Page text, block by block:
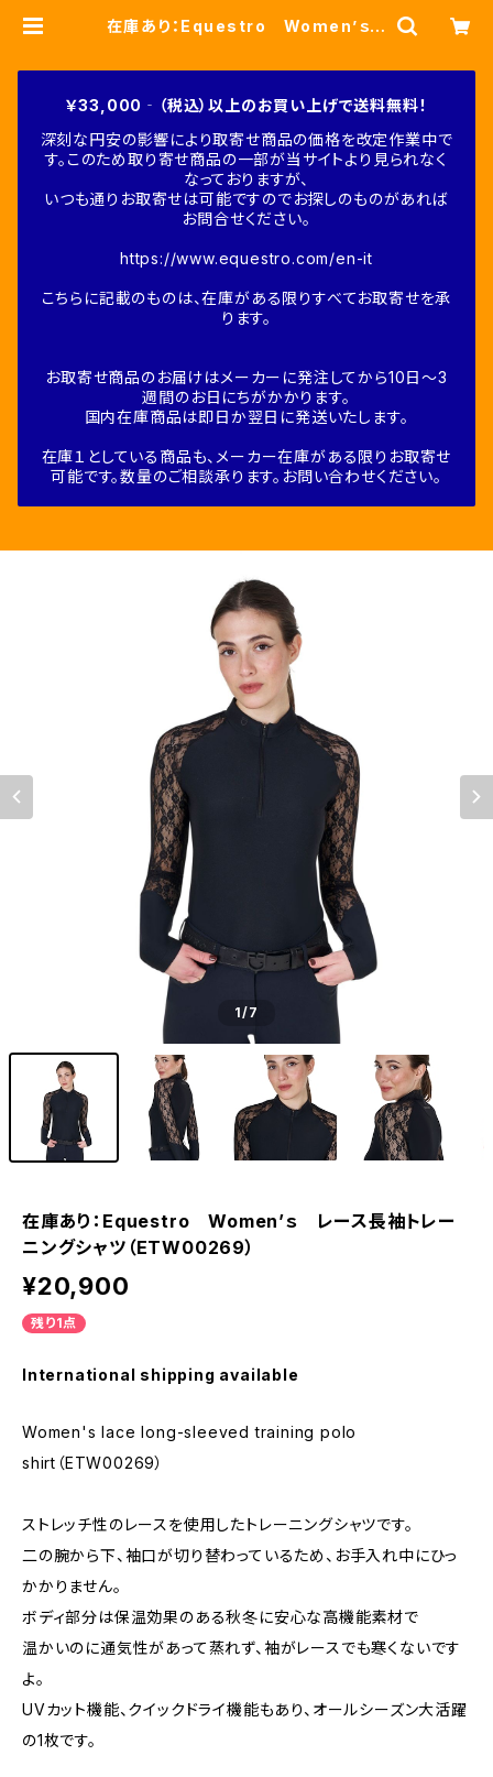
在庫あり：Equestro Women’ｓ
￥33,000‐（税込）以上のお買い上げで送料無料！
深刻な円安の影響により取寄せ商品の価格を改定作業中で
す。このため取り寄せ商品の一部が当サイトより見られなく
なっておりますが、
いつも通りお取寄せは可能ですのでお探しのものがあれば
お問合せください。
https://www.equestro.com/en-it
こちらに記載のものは、在庫がある限りすべてお取寄せを承
ります。
お取寄せ商品のお届けはメーカーに発注してから10日～3
週間のお日にちがかかります。
国内在庫商品は即日か翌日に発送いたします。
在庫１としている商品も、メーカー在庫がある限りお取寄せ
可能です。数量のご相談承ります。お問い合わせください。
1/7
在庫あり：Equestro Women’ｓ レース長袖トレー
ニングシャツ（ETW00269）
¥20,900
残り1点
International shipping available
Women's lace long-sleeved training polo
shirt（ETW00269）
ストレッチ性のレースを使用したトレーニングシャツです。
二の腕から下、袖口が切り替わっているため、お手入れ中にひっ
かかりません。
ボディ部分は保温効果のある秋冬に安心な高機能素材で
温かいのに通気性があって蒸れず、袖がレースでも寒くないです
よ。
UVカット機能、クイックドライ機能もあり、オールシーズン大活躍
の1枚です。